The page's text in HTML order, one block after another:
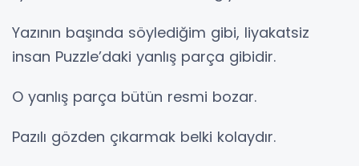
Yazının başında söylediğim gibi, liyakatsiz
insan Puzzle’daki yanlış parça gibidir.
O yanlış parça bütün resmi bozar.
Pazılı gözden çıkarmak belki kolaydır.